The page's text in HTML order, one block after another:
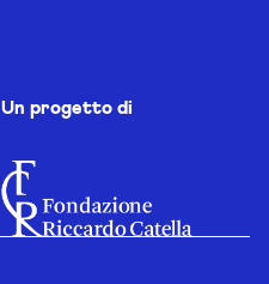
Un progetto di